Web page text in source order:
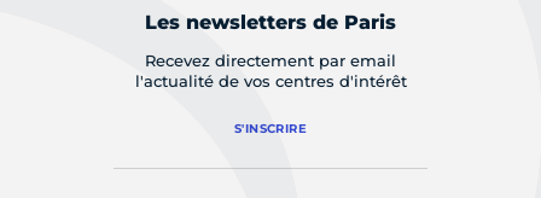
Les newsletters de Paris
Recevez directement par email
l'actualité de vos centres d'intérêt
S'INSCRIRE